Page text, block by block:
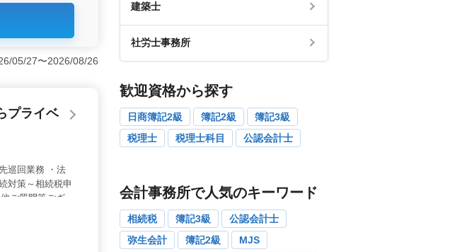
しています。
務、税務申告
05/27〜2026/08/26
プライベ
巡回業務 ・法
対策～相続税申
ご質問等ござい
建築士
社労士事務所
歓迎資格から探す
日商簿記2級 簿記2級
簿記3級
税理士
税理士科目 公認会計士
会計事務所で人気のキーワード
相続税 簿記3級
公認会計士
弥生会計
簿記2級
MJS